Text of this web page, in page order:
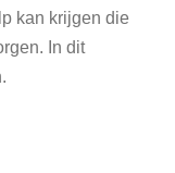
kan krijgen die
In dit